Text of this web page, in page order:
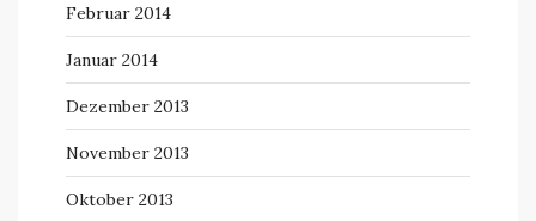
Februar 2014
Januar 2014
Dezember 2013
November 2013
Oktober 2013